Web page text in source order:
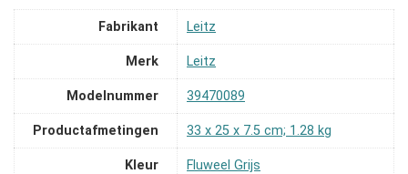
Fabrikant ‎Leitz
Merk ‎Leitz
Modelnummer ‎39470089
Productafmetingen ‎33 x 25 x 7.5 cm; 1.28 kg
Kleur ‎Fluweel Grijs